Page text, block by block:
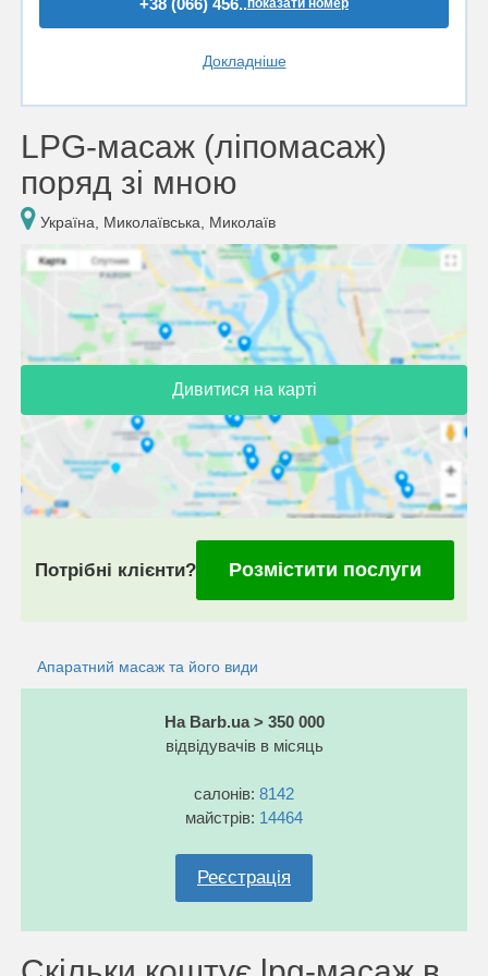
+38 (066) 456..показати номер
Докладніше
LPG-масаж (ліпомасаж)
поряд зі мною
Україна, Миколаївська, Миколаїв
Дивитися на карті
Потрібні клієнти? Розмістити послуги
Апаратний масаж та його види
На Barb.ua > 350 000
відвідувачів в місяць
салонів: 8142
майстрів: 14464
Реєстрація